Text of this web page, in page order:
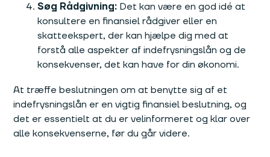
Søg Rådgivning: Det kan være en god idé at
konsultere en finansiel rådgiver eller en
skatteekspert, der kan hjælpe dig med at
forstå alle aspekter af indefrysningslån og de
konsekvenser, det kan have for din økonomi.
At træffe beslutningen om at benytte sig af et
indefrysningslån er en vigtig finansiel beslutning, og
det er essentielt at du er velinformeret og klar over
alle konsekvenserne, før du går videre.